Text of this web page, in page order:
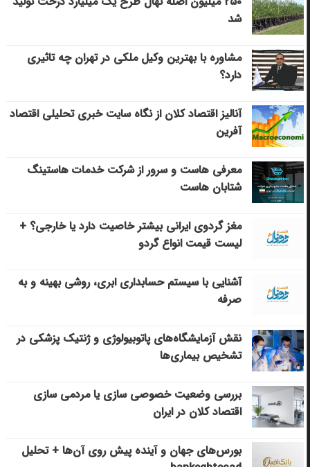
شد
مشاوره با بهترین وکیل ملکی در تهران چه تاثیری
دارد؟
آنالیز اقتصاد کلان از نگاه سایت خبری تحلیلی اقتصاد
آفرین
معرفی هاست و سرور از شرکت خدمات هاستینگ
شتابان هاست
مغز گردوی ایرانی بیشتر خاصیت دارد یا خارجی؟ +
لیست قیمت انواع گردو
آشنایی با سیستم حسابداری ابری، روشی بهینه و به
صرفه
نقش آزمایشگاه‌های پاتوبیولوژی و ژنتیک پزشکی در
تشخیص بیماری‌ها
بررسی وضعیت خصوصی سازی یا مردمی سازی
اقتصاد کلان در ایران
بورس‌های جهان و آینده پیش روی آن‌ها + تحلیل